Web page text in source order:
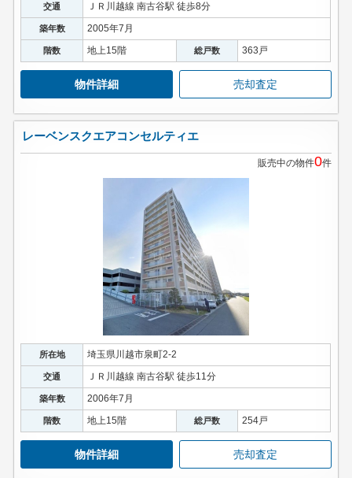
交通 ＪＲ川越線 南古谷駅 徒歩8分
築年数 2005年7月
階数 地上15階 総戸数 363戸
物件詳細 売却査定
レーベンスクエアコンセルティエ
販売中の物件0件
所在地 埼玉県川越市泉町2-2
交通 ＪＲ川越線 南古谷駅 徒歩11分
築年数 2006年7月
階数 地上15階 総戸数 254戸
物件詳細 売却査定